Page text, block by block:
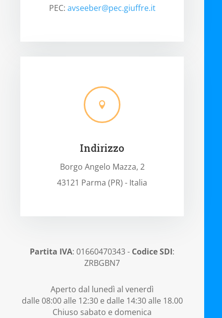
PEC: avseeber@pec.giuffre.it

Indirizzo
Borgo Angelo Mazza, 2
43121 Parma (PR) - Italia
Partita IVA: 01660470343 - Codice SDI:
ZRBGBN7
Aperto dal lunedì al venerdì
dalle 08:00 alle 12:30 e dalle 14:30 alle 18.00
Chiuso sabato e domenica